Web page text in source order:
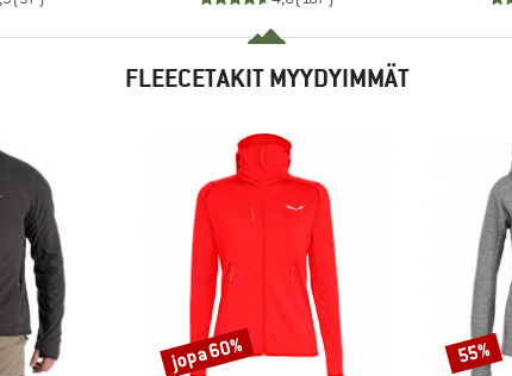
FLEECETAKIT MYYDYIMMÄT
Alennus
jopa 60% Alennus
55%